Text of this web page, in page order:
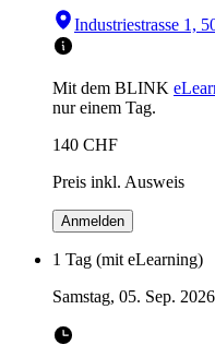
Industriestrasse 1,
Mit dem BLINK
nur einem Tag.
140 CHF
Preis inkl. Ausweis
Anmelden
1 Tag (mit eLearning)
Samstag, 05. Sep. 2026